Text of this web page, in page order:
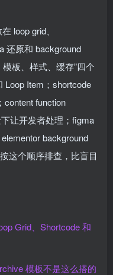
loop grid、
还原和 background
板、样式、缓存”四个
Loop Item；shortcode
content function
让开发者处理；figma
background
这个顺序排查，比盲目
Grid、Shortcode 和
模板不是这么搭的